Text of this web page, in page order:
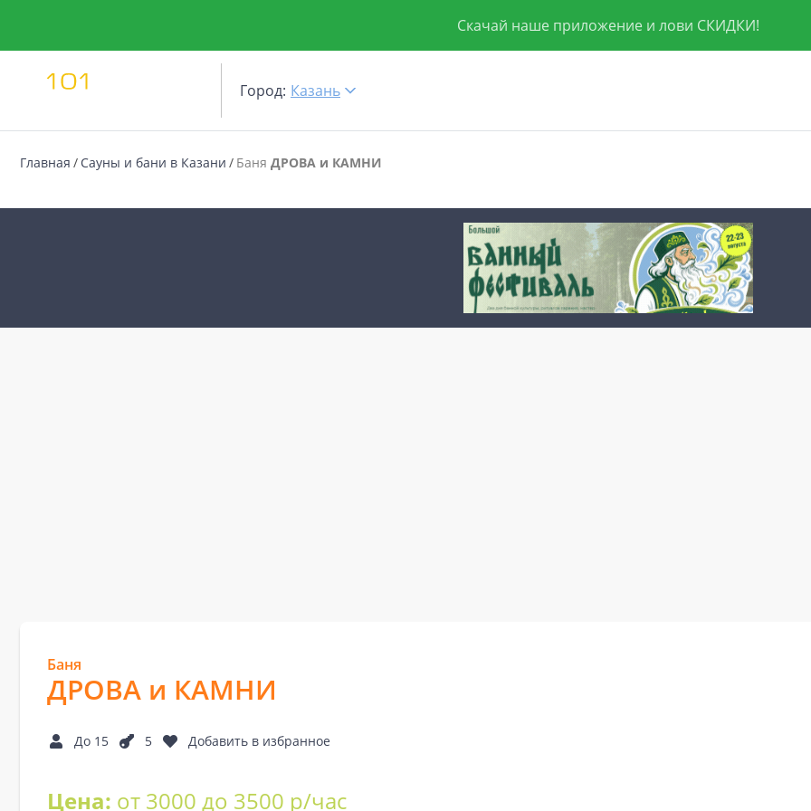
Скачай наше приложение и лови СКИДКИ!
Город: Казань
Главная Сауны и бани в Казани Баня ДРОВА и КАМНИ
Баня
ДРОВА и КАМНИ
До 15 5 Добавить в избранное
Цена: от 3000 до 3500 р/час